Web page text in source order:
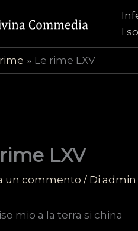
I
Le rime LXV
LXV
un commento / Di admin
mio a la terra si china